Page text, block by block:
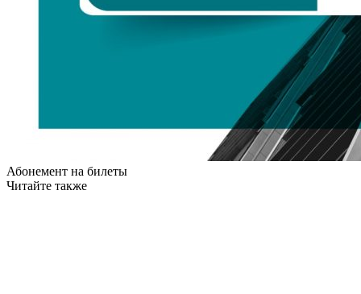
Абонемент на билеты
Читайте также